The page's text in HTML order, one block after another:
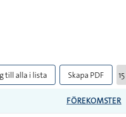
till alla i lista Skapa PDF
FÖREKOMSTER